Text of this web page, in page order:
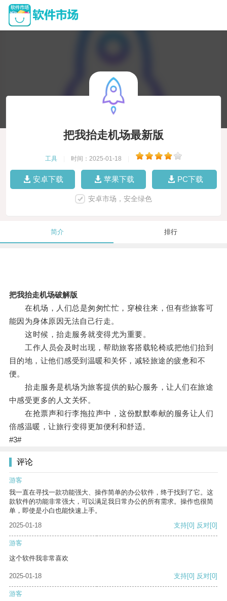
把我抬走机场最新版
工具 时间：2025-01-18
安卓下载 苹果下载 PC下载
安卓市场，安全绿色
简介 排行
把我抬走机场破解版
在机场，人们总是匆匆忙忙，穿梭往来，但有些旅客可
能因为身体原因无法自己行走。
这时候，抬走服务就变得尤为重要。
工作人员会及时出现，帮助旅客搭载轮椅或把他们抬到
目的地，让他们感受到温暖和关怀，减轻旅途的疲惫和不
便。
抬走服务是机场为旅客提供的贴心服务，让人们在旅途
中感受更多的人文关怀。
在抢票声和行李拖拉声中，这份默默奉献的服务让人们
倍感温暖，让旅行变得更加便利和舒适。
#3#
评论
游客
我一直在寻找一款功能强大、操作简单的办公软件，终于找到了它。这
款软件的功能非常强大，可以满足我日常办公的所有需求。操作也很简
单，即使是小白也能快速上手。
2025-01-18
支持[0] 反对[0]
游客
这个软件我非常喜欢
2025-01-18 支持[0] 反对[0]
游客